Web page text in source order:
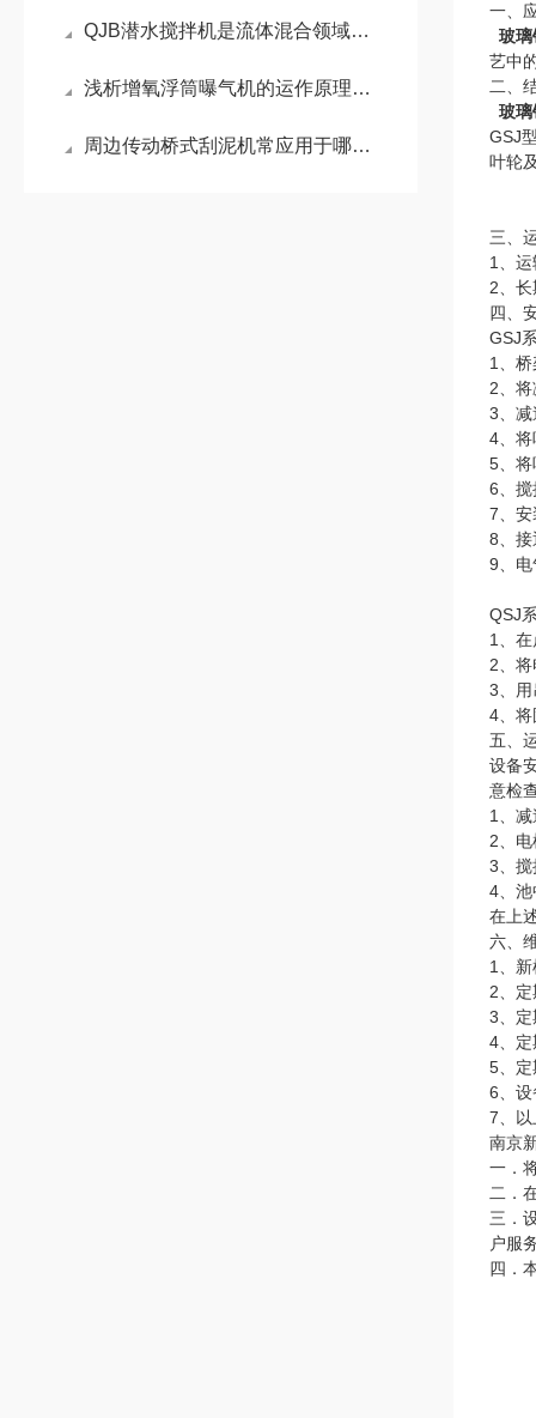
QJB潜水搅拌机是流体混合领域的核心设备
浅析增氧浮筒曝气机的运作原理有哪些
周边传动桥式刮泥机常应用于哪些场景？
一、
玻
艺中
二、
玻璃
GSJ
叶轮
三、
1、
2、
四、
GSJ
1、
2、
3、减
4、将
5、将
6、
7、安
8、接
9、电
QSJ
1、
2、
3、用
4、将
五、
设备
意检
1、
2、
3、搅
4、池
在上
六、
1、
2、
3、定
4、定
5、定
6、设
7、以
南京
一．
二．
三．
户服
四．